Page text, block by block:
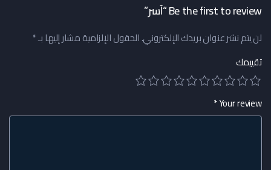
Be the first to review “آسر”
لن يتم نشر عنوان بريدك الإلكتروني.الحقول الإلزامية مشار إليها بـ*
تقييمك
Your review
*